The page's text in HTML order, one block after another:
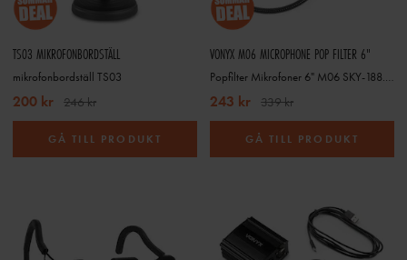
TS03 MIKROFONBORDSTÄLL
mikrofonbordställ TS03
200 kr 246 kr
GÅ TILL PRODUKT
VONYX M06 MICROPHONE POP FILTER 6"
Popfilter Mikrofoner 6" M06 SKY-188.009
243 kr 339 kr
GÅ TILL PRODUKT